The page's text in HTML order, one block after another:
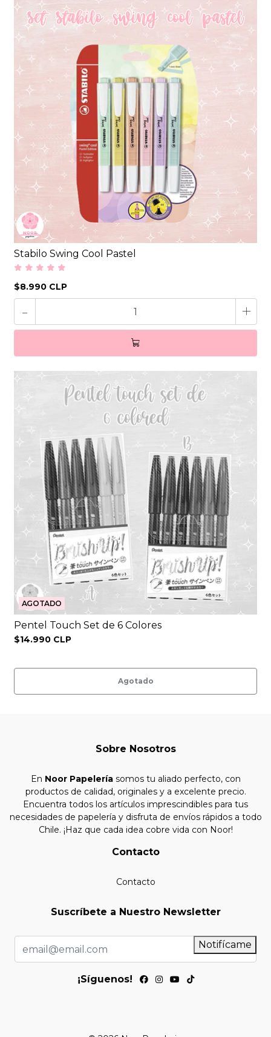
Stabilo Swing Cool Pastel
$8.990 CLP
- +
AGOTADO
Pentel Touch Set de 6 Colores
$14.990 CLP
Agotado
Sobre Nosotros
En Noor Papeleríasomos tu aliado perfecto, con
productos de calidad, originales y a excelente precio.
Encuentra todos los artículos imprescindibles para tus
necesidades de papelería y disfruta de envíos rápidos a todo
Chile. ¡Haz que cada idea cobre vida con Noor!
Contacto
Contacto
Suscríbete a Nuestro Newsletter
Notifícame
¡Síguenos!